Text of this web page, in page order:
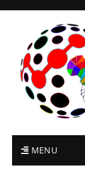
MENU